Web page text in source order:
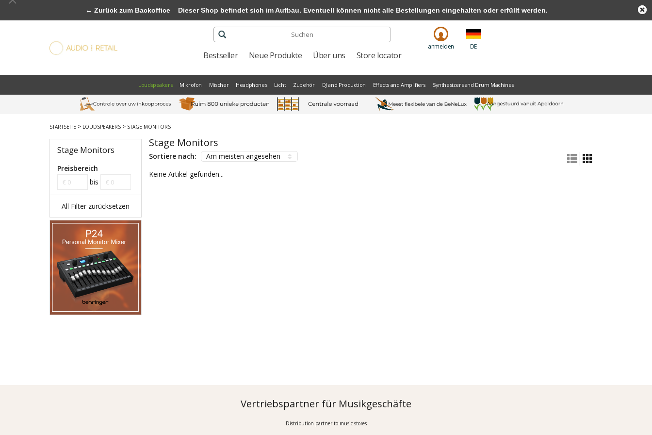
Bestseller Neue Produkte Über uns Store locator
anmelden DE
Loudspeakers Mikrofon Mischer Headphones Licht Zubehör DJ and Production Effects and Amplifiers Synthesizers and Drum Machines
STARTSEITE > LOUDSPEAKERS > STAGE MONITORS
Stage Monitors
Preisbereich
bis
All Filter zurücksetzen
Stage Monitors
Sortiere nach:
Am meisten angesehen
Keine Artikel gefunden...
Vertriebspartner für Musikgeschäfte
Distribution partner to music stores
← Zurück zum BackofficeDieser Shop befindet sich im Aufbau. Eventuell können nicht alle Bestellungen eingehalten oder erfüllt werden.